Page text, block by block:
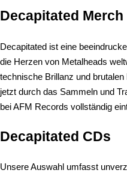
Decapitated Merch
Decapitated ist eine
die Herzen von Metalheads
technische Brillanz und
jetzt durch das Sammeln und
bei AFM Records vollständig
Decapitated CDs
Unsere Auswahl umfasst